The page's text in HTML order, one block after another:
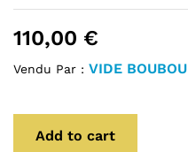
110,00 €
Vendu Par : VIDE BOUBOU
Add to cart